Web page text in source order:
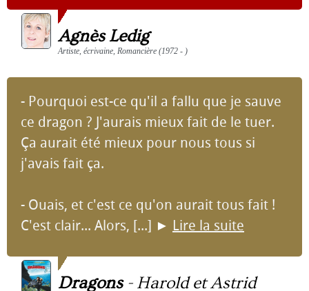
Agnès Ledig
Artiste, écrivaine, Romancière (1972 - )
- Pourquoi est-ce qu'il a fallu que je sauve
ce dragon ? J'aurais mieux fait de le tuer.
Ça aurait été mieux pour nous tous si
j'avais fait ça.
- Ouais, et c'est ce qu'on aurait tous fait !
C'est clair... Alors, [...] ► Lire la suite
Dragons- Harold et Astrid